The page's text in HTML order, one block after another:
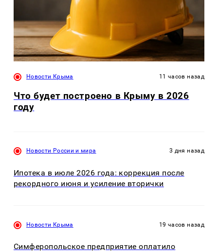
Новости Крыма 11 часов назад
Что будет построено в Крыму в 2026
году
Новости России и мира 3 дня назад
Ипотека в июле 2026 года: коррекция после
рекордного июня и усиление вторички
Новости Крыма 19 часов назад
Симферопольское предприятие оплатило